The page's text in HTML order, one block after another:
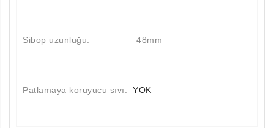
Sibop uzunluğu: 48mm
Patlamaya koruyucu sıvı: YOK